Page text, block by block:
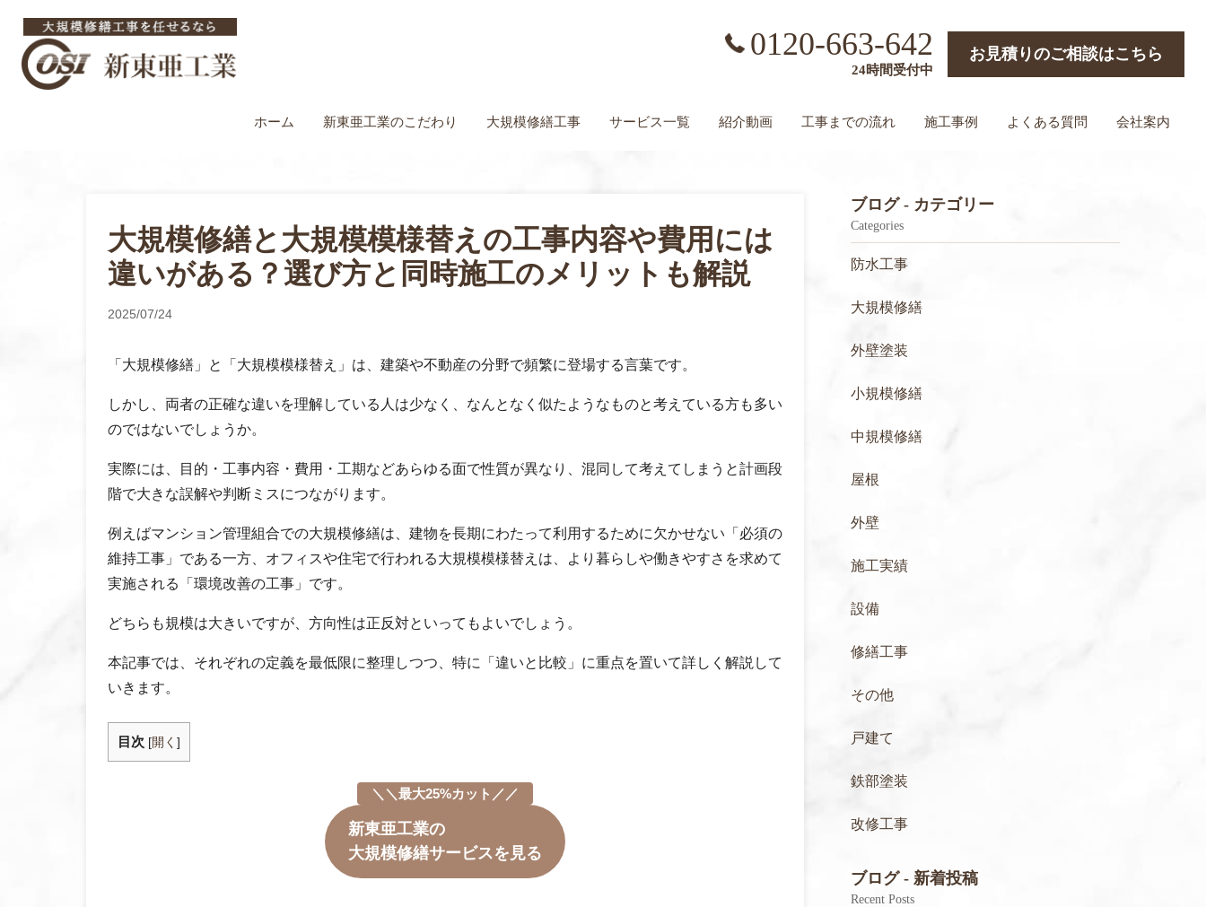
ホーム 新東亜工業のこだわり 大規模修繕工事 サービス一覧 紹介動画 工事までの流れ 施工事例 よくある質問 会社案内
24時間受付中
0120-663-642 お見積りのご相談はこちら
大規模修繕と大規模模様替えの工事内容や費用には
違いがある？選び方と同時施工のメリットも解説
2025/07/24
「大規模修繕」と「大規模模様替え」は、建築や不動産の分野で頻繁に登場する言葉です。
しかし、両者の正確な違いを理解している人は少なく、なんとなく似たようなものと考えている方も多い
のではないでしょうか。
実際には、目的・工事内容・費用・工期などあらゆる面で性質が異なり、混同して考えてしまうと計画段
階で大きな誤解や判断ミスにつながります。
例えばマンション管理組合での大規模修繕は、建物を長期にわたって利用するために欠かせない「必須の
維持工事」である一方、オフィスや住宅で行われる大規模模様替えは、より暮らしや働きやすさを求めて
実施される「環境改善の工事」です。
どちらも規模は大きいですが、方向性は正反対といってもよいでしょう。
本記事では、それぞれの定義を最低限に整理しつつ、特に「違いと比較」に重点を置いて詳しく解説して
いきます。
目次 [開く ]
＼＼最大25%カット／／
新東亜工業の
大規模修繕サービスを見る
ブログ - カテゴリー
Categories
防水工事
大規模修繕
外壁塗装
小規模修繕
中規模修繕
屋根
外壁
施工実績
設備
修繕工事
その他
戸建て
鉄部塗装
改修工事
ブログ - 新着投稿
Recent Posts